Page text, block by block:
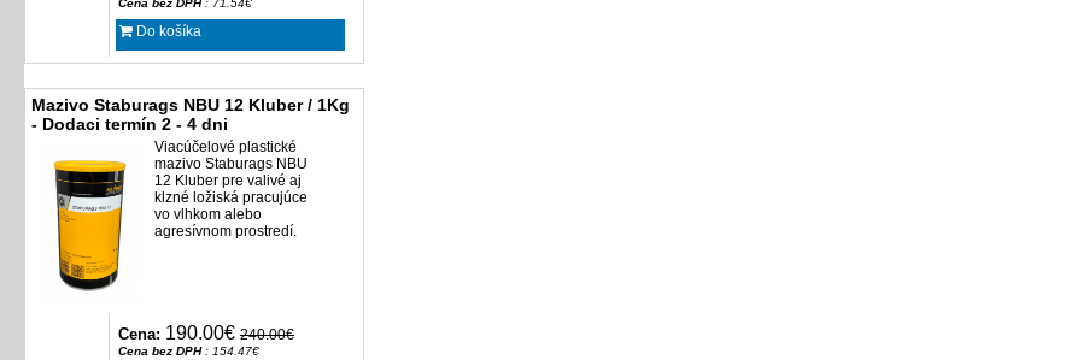
Cena bez DPH: 71.54€
Do košíka
Mazivo Staburags NBU 12 Kluber / 1Kg
- Dodaci termín 2 - 4 dni
Viacúčelové plastické
mazivo Staburags NBU
12 Kluber pre valivé aj
klzné ložiská pracujúce
vo vlhkom alebo
agresívnom prostredí.
Cena: 190.00€ 240.00€
Cena bez DPH: 154.47€